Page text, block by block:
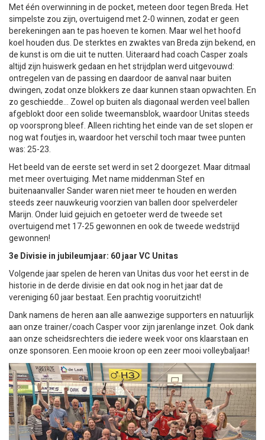
Met één overwinning in de pocket, meteen door tegen Breda. Het
simpelste zou zijn, overtuigend met 2-0 winnen, zodat er geen
berekeningen aan te pas hoeven te komen. Maar wel het hoofd
koel houden dus. De sterktes en zwaktes van Breda zijn bekend, en
de kunst is om die uit te nutten. Uiteraard had coach Casper zoals
altijd zijn huiswerk gedaan en het strijdplan werd uitgevouwd:
ontregelen van de passing en daardoor de aanval naar buiten
dwingen, zodat onze blokkers ze daar kunnen staan opwachten. En
zo geschiedde… Zowel op buiten als diagonaal werden veel ballen
afgeblokt door een solide tweemansblok, waardoor Unitas steeds
op voorsprong bleef. Alleen richting het einde van de set slopen er
nog wat foutjes in, waardoor het verschil toch maar twee punten
was: 25-23.
Het beeld van de eerste set werd in set 2 doorgezet. Maar ditmaal
met meer overtuiging. Met name middenman Stef en
buitenaanvaller Sander waren niet meer te houden en werden
steeds zeer nauwkeurig voorzien van ballen door spelverdeler
Marijn. Onder luid gejuich en getoeter werd de tweede set
overtuigend met 17-25 gewonnen en ook de tweede wedstrijd
gewonnen!
3e Divisie in jubileumjaar: 60 jaar VC Unitas
Volgende jaar spelen de heren van Unitas dus voor het eerst in de
historie in de derde divisie en dat ook nog in het jaar dat de
vereniging 60 jaar bestaat. Een prachtig vooruitzicht!
Dank namens de heren aan alle aanwezige supporters en natuurlijk
aan onze trainer/coach Casper voor zijn jarenlange inzet. Ook dank
aan onze scheidsrechters die iedere week voor ons klaarstaan en
onze sponsoren. Een mooie kroon op een zeer mooi volleybaljaar!